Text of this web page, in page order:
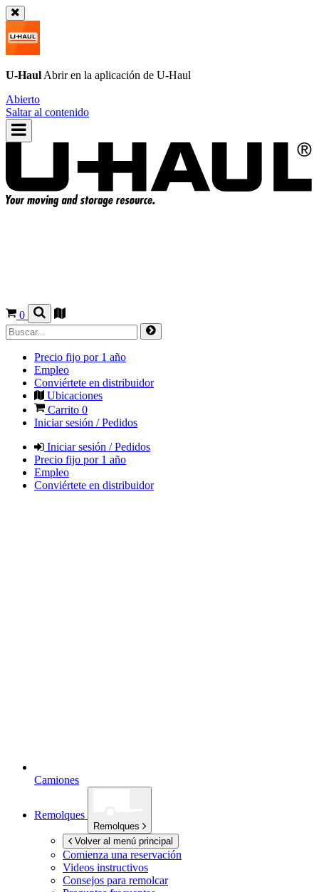
U-Haul Abrir en la aplicación de U-Haul
Abierto
Saltar al contenido
0
Precio fijo por 1 año
Empleo
Conviértete en distribuidor
Ubicaciones
Carrito 0
Iniciar sesión / Pedidos
Iniciar sesión / Pedidos
Precio fijo por 1 año
Empleo
Conviértete en distribuidor
Camiones
Remolques
Remolques
Volver al menú principal
Comienza una reservación
Videos instructivos
Consejos para remolcar